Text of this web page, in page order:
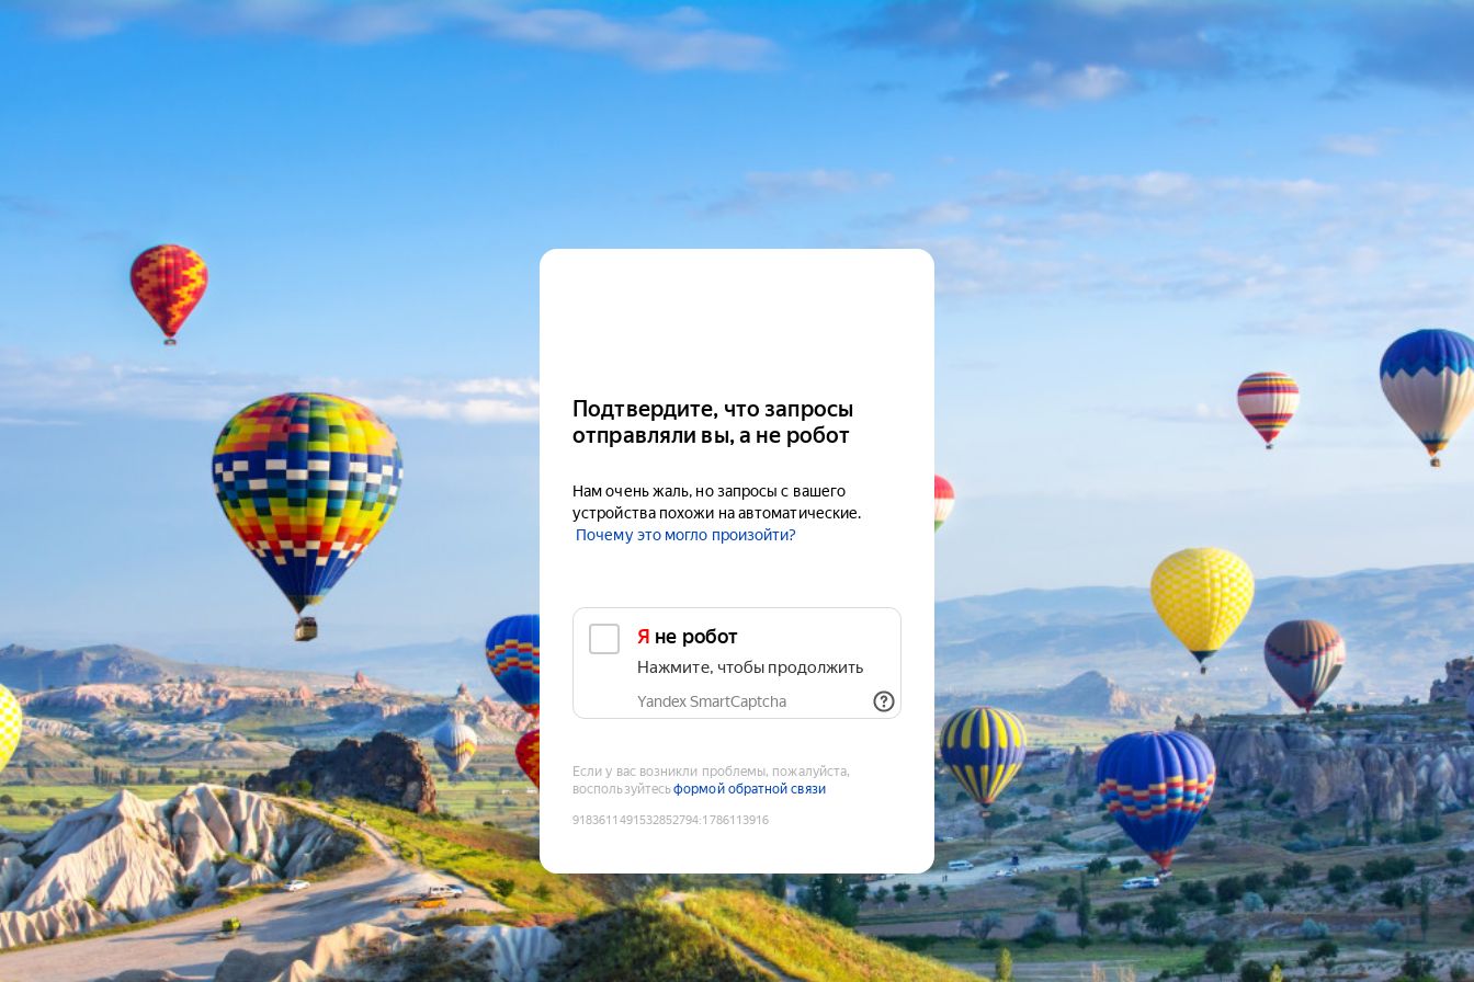
Подтвердите, что запросы
отправляли вы, а не робот
Нам очень жаль, но запросы с вашего
устройства похожи на автоматические.
Почему это могло произойти?
Я не робот
Нажмите, чтобы продолжить
Yandex SmartCaptcha
Если у вас возникли проблемы, пожалуйста,
воспользуйтесьформой обратной связи
9183611491532852794:1786113916